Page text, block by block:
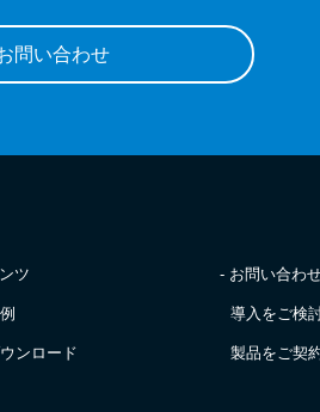
問い合わせ
ツ
ンロード
- お問い合わ
導入をご検
製品をご契